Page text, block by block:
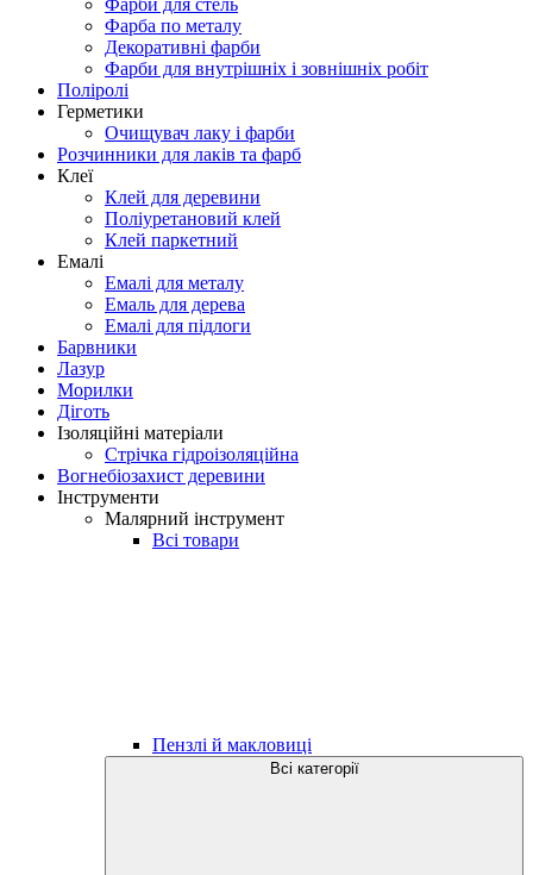
Фарба по металу
Декоративні фарби
Фарби для внутрішніх і зовнішніх робіт
Поліролі
Герметики
Очищувач лаку і фарби
Розчинники для лаків та фарб
Клеї
Клей для деревини
Поліуретановий клей
Клей паркетний
Емалі
Емалі для металу
Емаль для дерева
Емалі для підлоги
Барвники
Лазур
Морилки
Діготь
Ізоляційні матеріали
Стрічка гідроізоляційна
Вогнебіозахист деревини
Інструменти
Малярний інструмент
Всі товари
Пензлі й макловиці
Всі категорії